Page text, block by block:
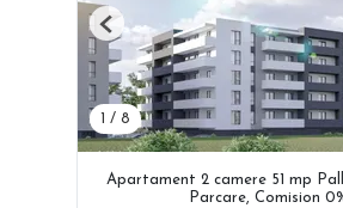
/ 8
Previous
Apartament 2 camere 51 mp
Parcare, Comision